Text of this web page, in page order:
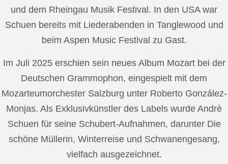
und dem Rheingau Musik Festival. In den USA war
Schuen bereits mit Liederabenden in Tanglewood und
beim Aspen Music Festival zu Gast.
Im Juli 2025 erschien sein neues Album Mozart bei der
Deutschen Grammophon, eingespielt mit dem
Mozarteumorchester Salzburg unter Roberto González-
Monjas. Als Exklusivkünstler des Labels wurde Andrè
Schuen für seine Schubert-Aufnahmen, darunter Die
schöne Müllerin, Winterreise und Schwanengesang,
vielfach ausgezeichnet.